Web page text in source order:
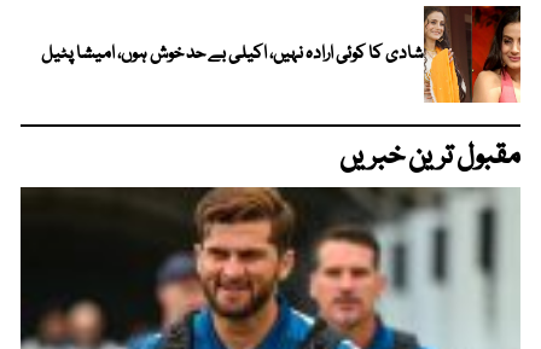
شادی کا کوئی ارادہ نہیں، اکیلی بے حد خوش ہوں، امیشا پٹیل
مقبول ترین خبریں